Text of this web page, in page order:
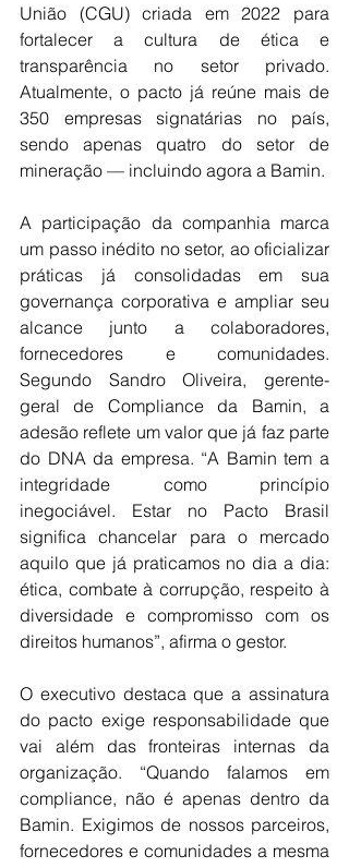
União (CGU) criada em 2022 para
fortalecer a cultura de ética e
transparência no setor privado.
Atualmente, o pacto já reúne mais de
350 empresas signatárias no país,
sendo apenas quatro do setor de
mineração — incluindo agora a Bamin.
A participação da companhia marca
um passo inédito no setor, ao oficializar
práticas já consolidadas em sua
governança corporativa e ampliar seu
alcance junto a colaboradores,
fornecedores e comunidades.
Segundo Sandro Oliveira, gerente-
geral de Compliance da Bamin, a
adesão reflete um valor que já faz parte
do DNA da empresa. “A Bamin tem a
integridade como princípio
inegociável. Estar no Pacto Brasil
significa chancelar para o mercado
aquilo que já praticamos no dia a dia:
ética, combate à corrupção, respeito à
diversidade e compromisso com os
direitos humanos”, afirma o gestor.
O executivo destaca que a assinatura
do pacto exige responsabilidade que
vai além das fronteiras internas da
organização. “Quando falamos em
compliance, não é apenas dentro da
Bamin. Exigimos de nossos parceiros,
fornecedores e comunidades a mesma